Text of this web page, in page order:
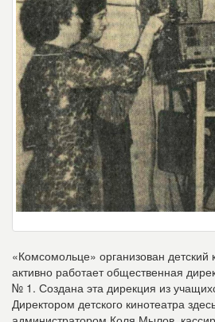
«Комсомольце» организован детский
активно работает общественная
№ 1. Создана эта дирекция из
Директором детского кинотеатра